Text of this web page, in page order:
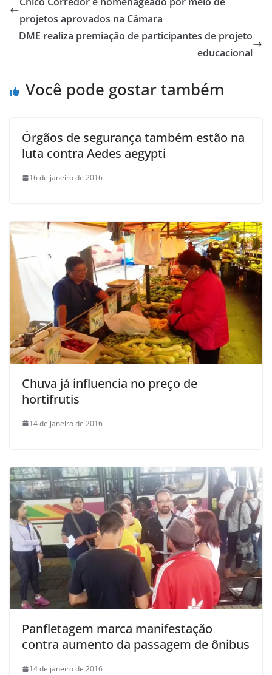
projetos aprovados na Câmara
DME realiza premiação de participantes de projeto
educacional
Você pode gostar também
Órgãos de segurança também estão na
luta contra Aedes aegypti
16 de janeiro de 2016
Chuva já influencia no preço de
hortifrutis
14 de janeiro de 2016
Panfletagem marca manifestação
contra aumento da passagem de ônibus
14 de janeiro de 2016